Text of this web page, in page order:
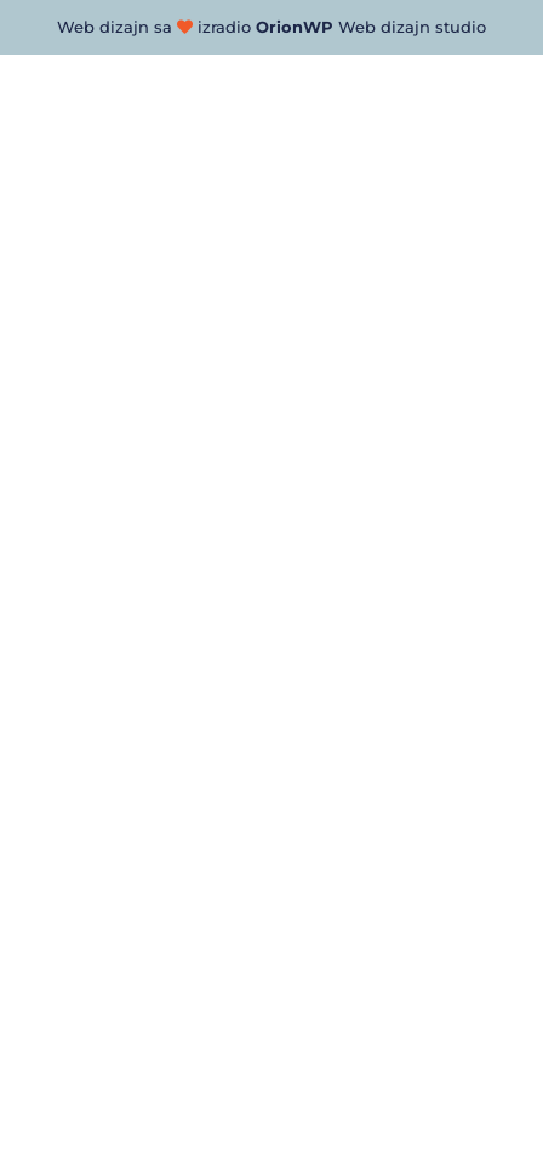
Web dizajn sa izradio OrionWP Web dizajn studio